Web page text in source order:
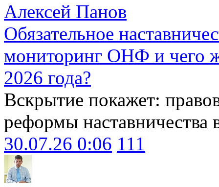
Алексей Панов
Обязательное
мониторинг ОНФ и чего
2026 года?
Вскрытие покажет:
реформы наставничества
30.07.26 0:06 111